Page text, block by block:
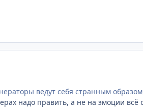
ведут себя странным
надо править, а не на эмоции всё